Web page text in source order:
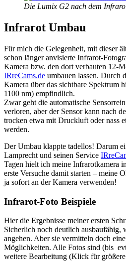
Die Lumix G2 nach dem
Infrarot Umbau
Für mich die Gelegenheit, mit dieser
schon länger anvisierte Infrarot-
Kamera bzw. den dort verbauten 12-
IRreCams.de umbauen lassen. Durch
Kamera über das sichtbare Spektrum
1100 nm) empfindlich.
Zwar geht die automatische
verloren, aber der Sensor kann nach
trocken etwa mit Druckluft oder nass
werden.
Der Umbau klappte tadellos! Darum
Lamprecht und seinen Service
Tagen hielt ich meine Infrarotkamera
erste Versuche damit starten – meine
ja sofort an der Kamera verwenden!
Infrarot-Foto Beispiele
Hier die Ergebnisse meiner ersten
Sicherlich noch deutlich
angehen. Aber sie vermitteln doch
Möglichkeiten. Alle Fotos sind (bis
weitere Bearbeitung (Klick für